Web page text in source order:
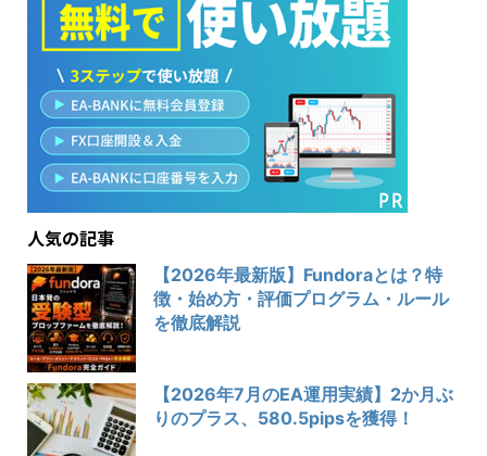
人気の記事
【2026年最新版】Fundoraとは？特
徴・始め方・評価プログラム・ルール
を徹底解説
【2026年7月のEA運用実績】2か月ぶ
りのプラス、580.5pipsを獲得！